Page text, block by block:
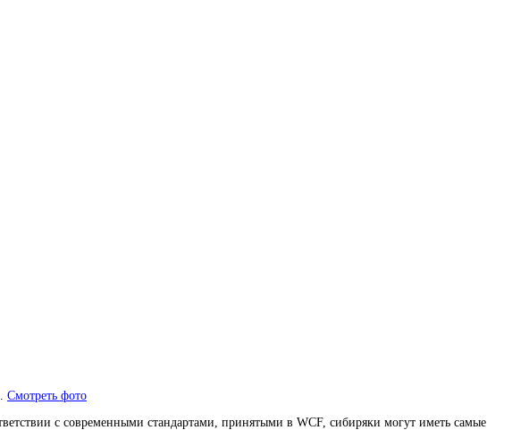
Смотреть фото
с современными стандартами, принятыми в WCF, сибиряки могут иметь самые